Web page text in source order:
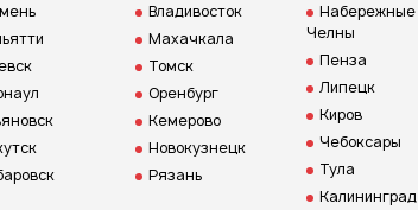
Владивосток
Махачкала
Томск
Оренбург
Кемерово
Новокузнецк
Рязань
Набережные
Челны
Пенза
Липецк
Киров
Чебоксары
Тула
Калининград